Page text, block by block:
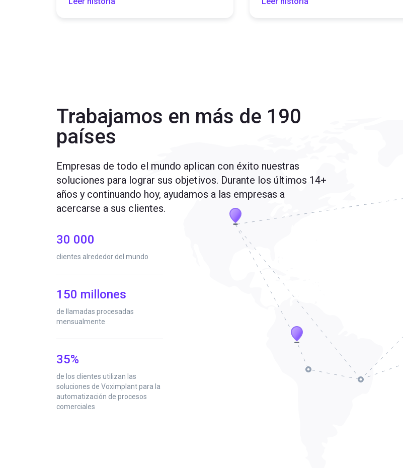
Trabajamos en más de 190
países
Empresas de todo el mundo aplican con éxito nuestras
soluciones para lograr sus objetivos. Durante los últimos 14+
años y continuando hoy, ayudamos a las empresas a
acercarse a sus clientes.
30 000
clientes alrededor del mundo
150 millones
de llamadas procesadas
mensualmente
35%
de los clientes utilizan las
soluciones de Voximplant para la
automatización de procesos
comerciales